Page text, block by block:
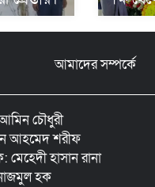
আমাদের সম্পর্কে
চৌধুরী
আহমেদ শরীফ
মেহেদী হাসান রানা
হক